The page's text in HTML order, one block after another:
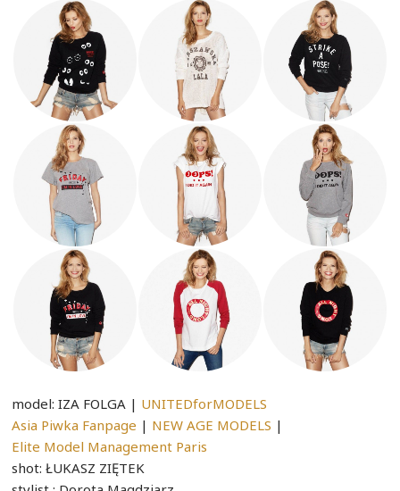
model: IZA FOLGA | UNITEDforMODELS
Asia Piwka Fanpage | NEW AGE MODELS |
Elite Model Management Paris
shot: ŁUKASZ ZIĘTEK